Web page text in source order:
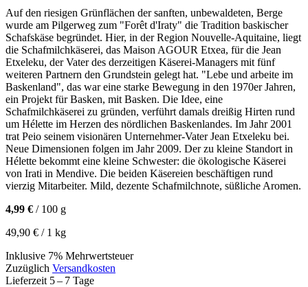
Auf den riesigen Grünflächen der sanften, unbewaldeten, Berge
wurde am Pilgerweg zum "Forêt d'Iraty" die Tradition baskischer
Schafskäse begründet. Hier, in der Region Nouvelle-Aquitaine, liegt
die Schafmilchkäserei, das Maison AGOUR Etxea, für die Jean
Etxeleku, der Vater des derzeitigen Käserei-Managers mit fünf
weiteren Partnern den Grundstein gelegt hat. "Lebe und arbeite im
Baskenland", das war eine starke Bewegung in den 1970er Jahren,
ein Projekt für Basken, mit Basken. Die Idee, eine
Schafmilchkäserei zu gründen, verführt damals dreißig Hirten rund
um Hélette im Herzen des nördlichen Baskenlandes. Im Jahr 2001
trat Peio seinem visionären Unternehmer-Vater Jean Etxeleku bei.
Neue Dimensionen folgen im Jahr 2009. Der zu kleine Standort in
Hélette bekommt eine kleine Schwester: die ökologische Käserei
von Irati in Mendive. Die beiden Käsereien beschäftigen rund
vierzig Mitarbeiter. Mild, dezente Schafmilchnote, süßliche Aromen.
4,99 € / 100 g
49,90 € / 1 kg
Inklusive 7% Mehrwertsteuer
Zuzüglich Versandkosten
Lieferzeit 5 – 7 Tage